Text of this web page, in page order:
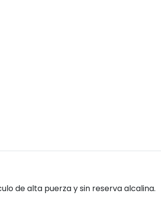
de alta puerza y sin reserva alcalina.